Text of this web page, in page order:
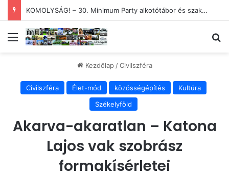
KOMOLYSÁG! – 30. Minimum Party alkotótábor és szakmai fórum
Menü
Kezdőlap / Civilszféra
Civilszféra Élet-mód közösségépítés
Kultúra
Székelyföld
Akarva-akaratlan – Katona
Lajos vak szobrász
formakísérletei